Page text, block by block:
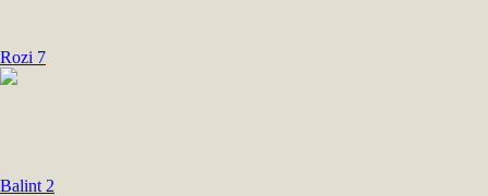
Rozi 7
Balint 2